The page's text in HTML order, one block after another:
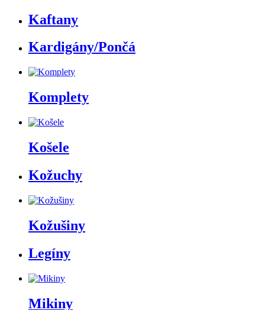
Kaftany
Kardigány/Pončá
Komplety
Košele
Kožuchy
Kožušiny
Legíny
Mikiny